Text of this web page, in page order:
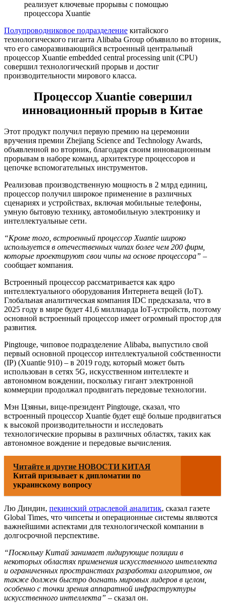
реализует ключевые прорывы с помощью
процессора Xuantie
Полупроводниковое подразделение китайского
технологического гиганта Alibaba Group объявило во вторник,
что его саморазвивающийся встроенный центральный
процессор Xuantie embedded central processing unit (CPU)
совершил технологический прорыв и достиг
производительности мирового класса.
Процессор Xuantie совершил
инновационный прорыв в Китае
Этот продукт получил первую премию на церемонии
вручения премии Zhejiang Science and Technology Awards,
объявленной во вторник, благодаря своим инновационным
прорывам в наборе команд, архитектуре процессоров и
цепочке вспомогательных инструментов.
Реализовав производственную мощность в 2 млрд единиц,
процессор получил широкое применение в различных
сценариях и устройствах, включая мобильные телефоны,
умную бытовую технику, автомобильную электронику и
интеллектуальные сети.
“Кроме того, встроенный процессор Xuantie широко
используется в отечественных чипах более чем 200 фирм,
которые проектируют свои чипы на основе процессора” –
сообщает компания.
Встроенный процессор рассматривается как ядро
интеллектуального оборудования Интернета вещей (IoT).
Глобальная аналитическая компания IDC предсказала, что в
2025 году в мире будет 41,6 миллиарда IoT-устройств, поэтому
основной встроенный процессор имеет огромный простор для
развития.
Pingtouge, чиповое подразделение Alibaba, выпустило свой
первый основной процессор интеллектуальной собственности
(IP) (Xuantie 910) – в 2019 году, который может быть
использован в сетях 5G, искусственном интеллекте и
автономном вождении, поскольку гигант электронной
коммерции продолжал продвигать передовые технологии.
Мэн Цзяньи, вице-президент Pingtouge, сказал, что
встроенный процессор Xuantie будет ещё больше продвигаться
к высокой производительности и исследовать
технологические прорывы в различных областях, таких как
автономное вождение и передовые вычисления.
Читайте и другие НОВОСТИ КИТАЯ
Китай призывает к дипломатии по
украинскому вопросу
Лю Диндин, пекинский отраслевой аналитик, сказал газете
Global Times, что чипсеты и операционные системы являются
важнейшими аспектами для технологической компании в
долгосрочной перспективе.
“Поскольку Китай занимает лидирующие позиции в
некоторых областях применения искусственного интеллекта
и ограниченных пространствах разработки алгоритмов, он
также должен быстро догнать мировых лидеров в целом,
особенно с точки зрения аппаратной инфраструктуры
искусственного интеллекта” – сказал он.